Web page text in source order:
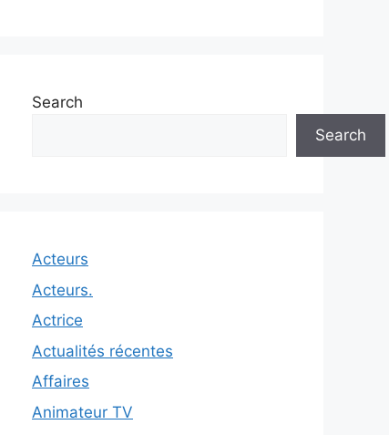
Search
Search
Acteurs
Acteurs.
Actrice
Actualités récentes
Affaires
Animateur TV